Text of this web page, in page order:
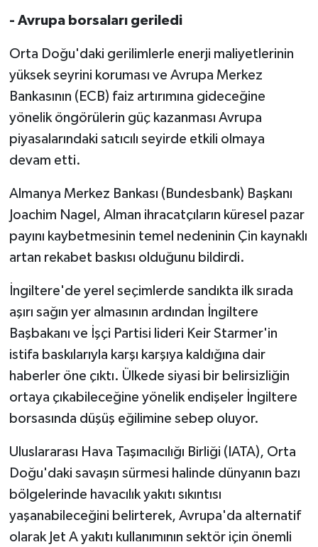
- Avrupa borsaları geriledi
Orta Doğu'daki gerilimlerle enerji maliyetlerinin
yüksek seyrini koruması ve Avrupa Merkez
Bankasının (ECB) faiz artırımına gideceğine
yönelik öngörülerin güç kazanması Avrupa
piyasalarındaki satıcılı seyirde etkili olmaya
devam etti.
Almanya Merkez Bankası (Bundesbank) Başkanı
Joachim Nagel, Alman ihracatçıların küresel pazar
payını kaybetmesinin temel nedeninin Çin kaynaklı
artan rekabet baskısı olduğunu bildirdi.
İngiltere'de yerel seçimlerde sandıkta ilk sırada
aşırı sağın yer almasının ardından İngiltere
Başbakanı ve İşçi Partisi lideri Keir Starmer'in
istifa baskılarıyla karşı karşıya kaldığına dair
haberler öne çıktı. Ülkede siyasi bir belirsizliğin
ortaya çıkabileceğine yönelik endişeler İngiltere
borsasında düşüş eğilimine sebep oluyor.
Uluslararası Hava Taşımacılığı Birliği (IATA), Orta
Doğu'daki savaşın sürmesi halinde dünyanın bazı
bölgelerinde havacılık yakıtı sıkıntısı
yaşanabileceğini belirterek, Avrupa'da alternatif
olarak Jet A yakıtı kullanımının sektör için önemli